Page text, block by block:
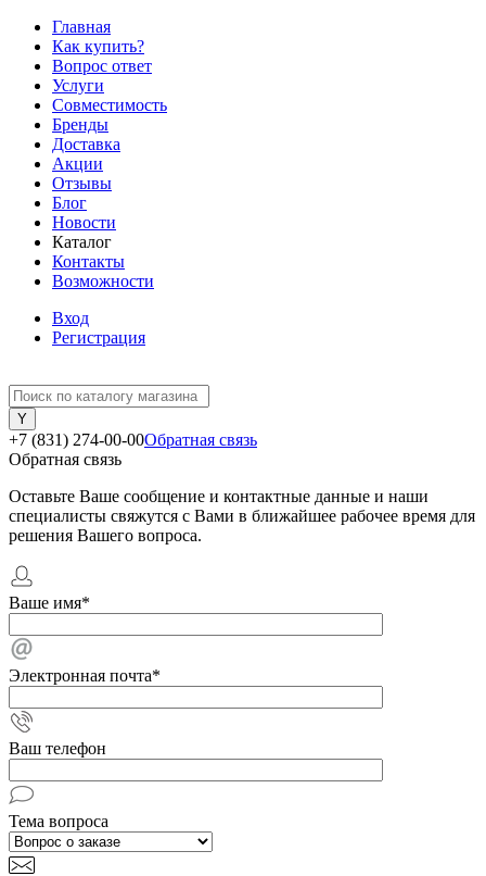
Главная
Как купить?
Вопрос ответ
Услуги
Совместимость
Бренды
Доставка
Акции
Отзывы
Блог
Новости
Каталог
Контакты
Возможности
Вход
Регистрация
+7 (831) 274-00-00Обратная связь
Обратная связь
Оставьте Ваше сообщение и контактные данные и наши
специалисты свяжутся с Вами в ближайшее рабочее время для
решения Вашего вопроса.
Ваше имя*
Электронная почта*
Ваш телефон
Тема вопроса